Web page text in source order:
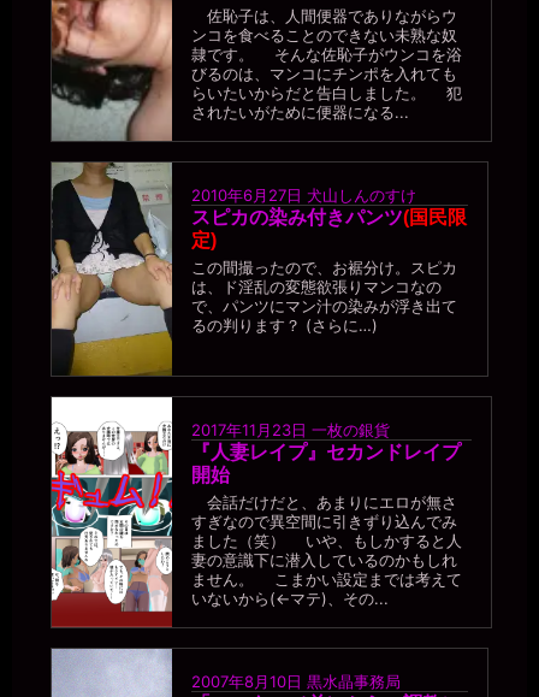
佐恥子は、人間便器でありながらウ
ンコを食べることのできない未熟な奴
隷です。 そんな佐恥子がウンコを浴
びるのは、マンコにチンポを入れても
らいたいからだと告白しました。 犯
されたいがために便器になる...
2010年6月27日 犬山しんのすけ
スピカの染み付きパンツ(国民限
定)
この間撮ったので、お裾分け。スピカ
は、ド淫乱の変態欲張りマンコなの
で、パンツにマン汁の染みが浮き出て
るの判ります？ (さらに…)
2017年11月23日 一枚の銀貨
『人妻レイプ』セカンドレイプ
開始
会話だけだと、あまりにエロが無さ
すぎなので異空間に引きずり込んでみ
ました（笑） いや、もしかすると人
妻の意識下に潜入しているのかもしれ
ません。 こまかい設定までは考えて
いないから(←マテ)、その...
2007年8月10日 黒水晶事務局